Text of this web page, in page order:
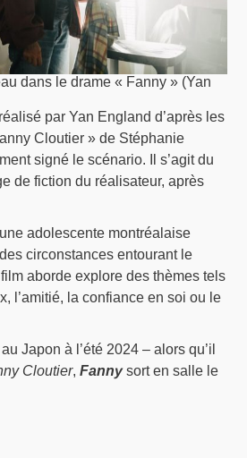
dans le drame « Fanny » (Yan
par Yan England d’après les
Cloutier » de Stéphanie
signé le scénario. Il s’agit du
de fiction du réalisateur, après
adolescente montréalaise
circonstances entourant le
aborde explore des thèmes tels
l’amitié, la confiance en soi ou le
Japon à l’été 2024 – alors qu’il
Cloutier,Fannysort en salle le